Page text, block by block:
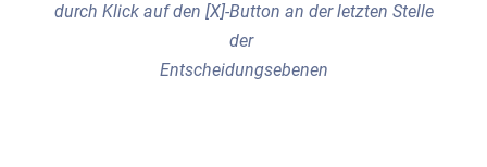
durch Klick auf den [X]-Button an der letzten Stelle
der
Entscheidungsebenen